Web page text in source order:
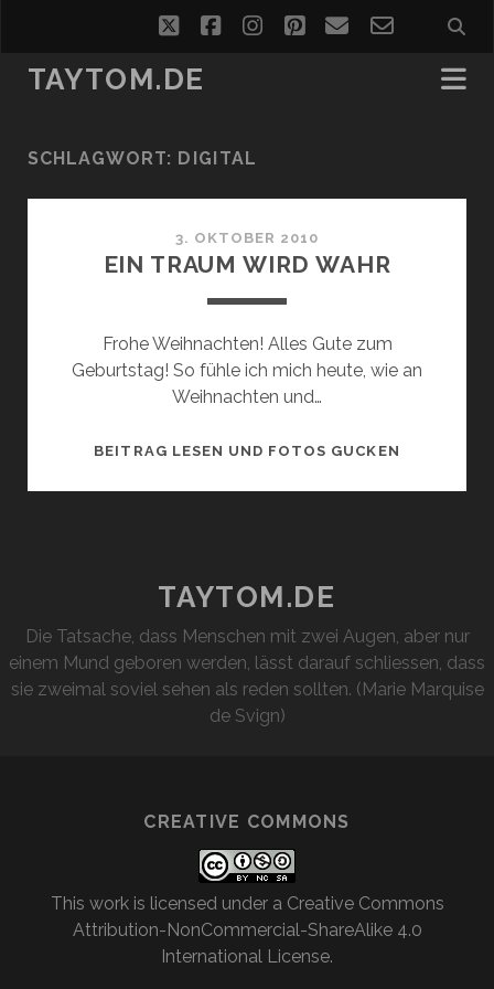
twitterfacebookinstagram
pinterest
emailemail-
form
TAYTOM.DE
SCHLAGWORT: DIGITAL
3. OKTOBER 2010
EIN TRAUM WIRD WAHR
Frohe Weihnachten! Alles Gute zum
Geburtstag! So fühle ich mich heute, wie an
Weihnachten und…
BEITRAG LESEN UND FOTOS GUCKEN
TAYTOM.DE
Die Tatsache, dass Menschen mit zwei Augen, aber nur
einem Mund geboren werden, lässt darauf schliessen, dass
sie zweimal soviel sehen als reden sollten. (Marie Marquise
de Svign)
CREATIVE COMMONS
This work is licensed under a Creative Commons
Attribution-NonCommercial-ShareAlike 4.0
International License.